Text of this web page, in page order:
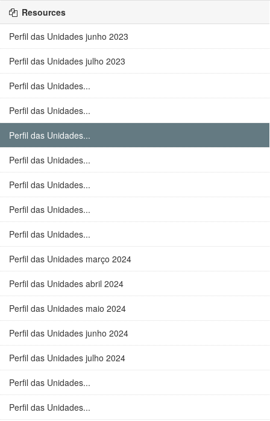
Resources
Perfil das Unidades junho 2023
Perfil das Unidades julho 2023
Perfil das Unidades...
Perfil das Unidades...
Perfil das Unidades...
Perfil das Unidades...
Perfil das Unidades...
Perfil das Unidades...
Perfil das Unidades...
Perfil das Unidades março 2024
Perfil das Unidades abril 2024
Perfil das Unidades maio 2024
Perfil das Unidades junho 2024
Perfil das Unidades julho 2024
Perfil das Unidades...
Perfil das Unidades...